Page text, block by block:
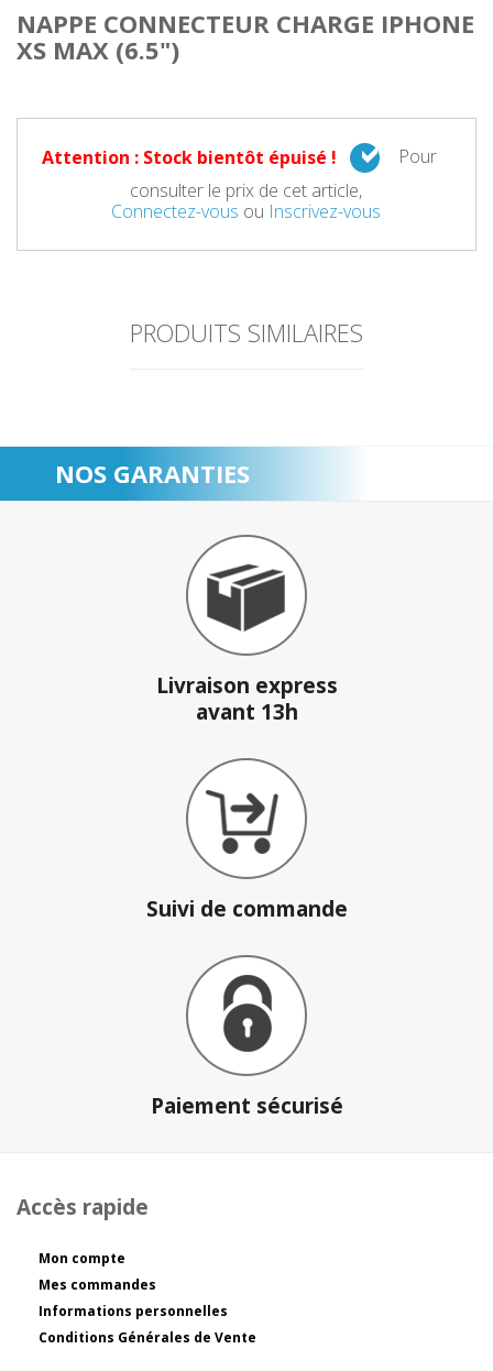
NAPPE CONNECTEUR CHARGE IPHONE
XS MAX (6.5")
Attention : Stock bientôt épuisé !
Pour
consulter le prix de cet article,
Connectez-vous ou Inscrivez-vous
PRODUITS SIMILAIRES
NOS GARANTIES
Livraison express
avant 13h
Suivi de commande
Paiement sécurisé
Accès rapide
Mon compte
Mes commandes
Informations personnelles
Conditions Générales de Vente